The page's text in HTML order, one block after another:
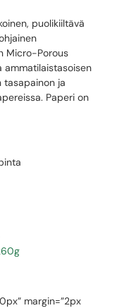
puolikiiltävä
Micro-Porous
ammatilaistasoisen
tasapainon ja
Paperi on
margin=”2px